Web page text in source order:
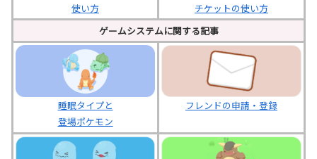
使い方
チケットの使い方
ゲームシステムに関する記事
睡眠タイプと
登場ポケモン
フレンドの申請・登録